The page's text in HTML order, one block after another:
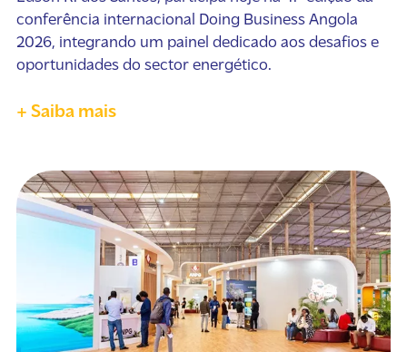
conferência internacional Doing Business Angola
2026, integrando um painel dedicado aos desafios e
oportunidades do sector energético.
+ Saiba mais